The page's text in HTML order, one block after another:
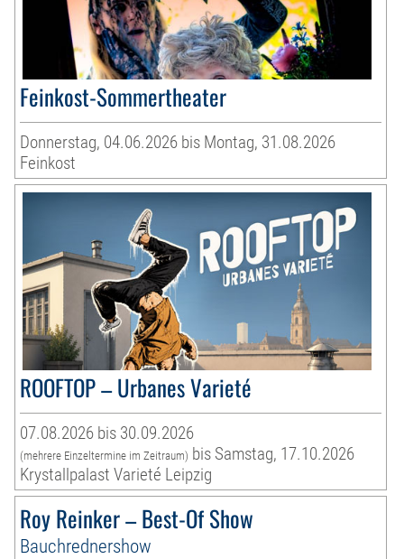
Feinkost-Sommertheater
Donnerstag, 04.06.2026 bis Montag, 31.08.2026
Feinkost
ROOFTOP – Urbanes Varieté
07.08.2026 bis 30.09.2026
(mehrere Einzeltermine im Zeitraum) bis Samstag, 17.10.2026
Krystallpalast Varieté Leipzig
Roy Reinker – Best-Of Show
Bauchrednershow